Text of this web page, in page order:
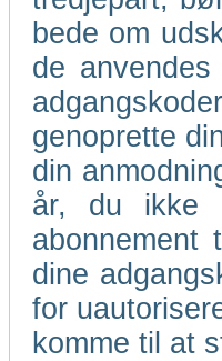
bede om
de
genoprette
din
år, du ikke
abonnement
dine
for
komme til at